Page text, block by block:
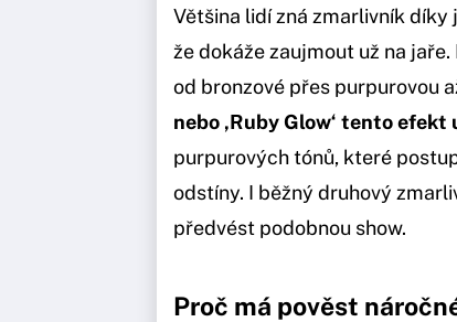
Většina lidí zná zmarlivník
že dokáže zaujmout už na
od bronzové přes purpurovou
nebo ‚Ruby Glow‘ tento efekt
purpurových tónů, které
odstíny. I běžný druhový
předvést podobnou show.
Proč má pověst